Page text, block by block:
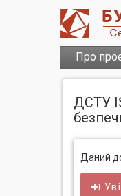
Про
ДСТУ
Даний